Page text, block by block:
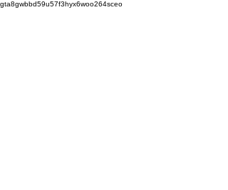
gta8gwbbd59u57f3hyx6woo264sceo